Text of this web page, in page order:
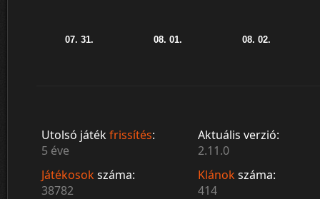
Utolsó játékfrissítés:
5 éve
Aktuális verzió:
2.11.0
Játékosokszáma:
38782
Klánokszáma:
414